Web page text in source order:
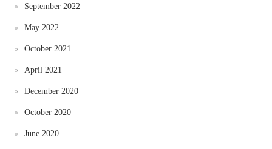
September 2022
May 2022
October 2021
April 2021
December 2020
October 2020
June 2020